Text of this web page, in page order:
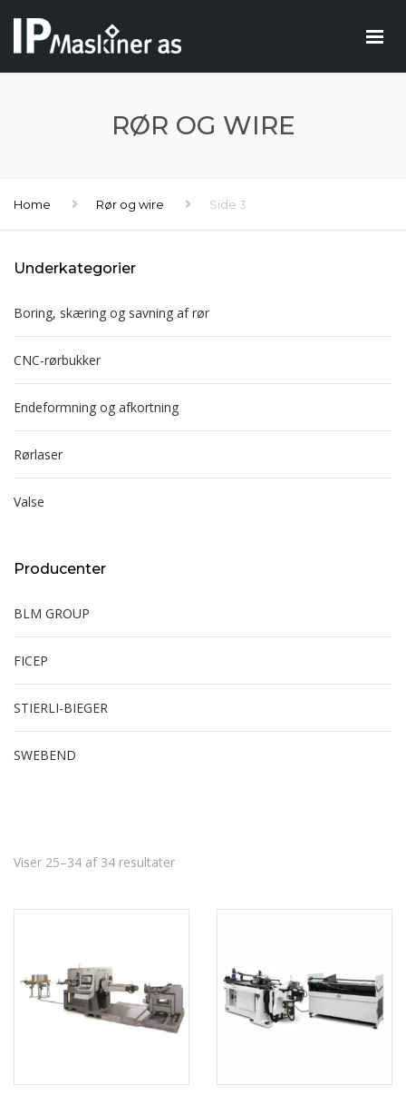
RØR OG WIRE
Home Rør og wire Side 3
Underkategorier
Boring, skæring og savning af rør
CNC-rørbukker
Endeformning og afkortning
Rørlaser
Valse
Producenter
BLM GROUP
FICEP
STIERLI-BIEGER
SWEBEND
Viser 25–34 af 34 resultaterSorteret